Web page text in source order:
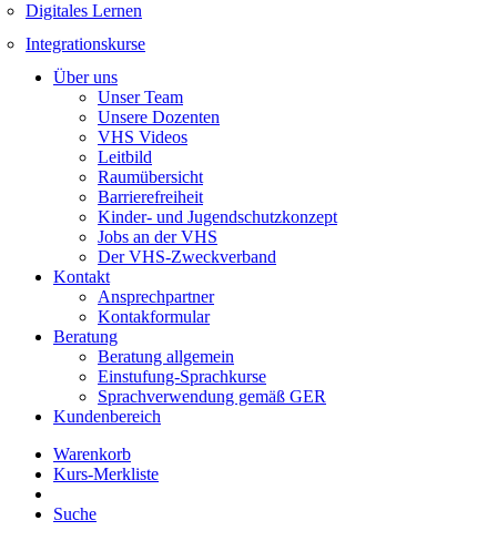
Digitales Lernen
Integrationskurse
Über uns
Unser Team
Unsere Dozenten
VHS Videos
Leitbild
Raumübersicht
Barrierefreiheit
Kinder- und Jugendschutzkonzept
Jobs an der VHS
Der VHS-Zweckverband
Kontakt
Ansprechpartner
Kontakformular
Beratung
Beratung allgemein
Einstufung-Sprachkurse
Sprachverwendung gemäß GER
Kundenbereich
Warenkorb
Kurs-Merkliste
Suche